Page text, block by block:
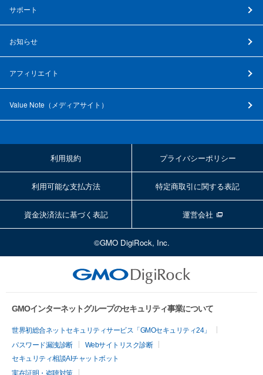
サポート
お知らせ
アフィリエイト
Value Note（ メディアサイト ）
利用規約 プライバシーポリシー
利用可能な支払方法 特定商取引に関する表記
資金決済法に基づく表記 運営会社
©GMO DigiRock, Inc.
GMOインターネットグループのセキュリティ事業について
世界初総合ネットセキュリティサービス「GMOセキュリティ24」
パスワード漏洩診断
Webサイトリスク診断
セキュリティ相談AIチャットボット
実在証明・盗聴対策